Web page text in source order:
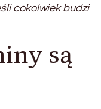
cokolwiek budzi
są